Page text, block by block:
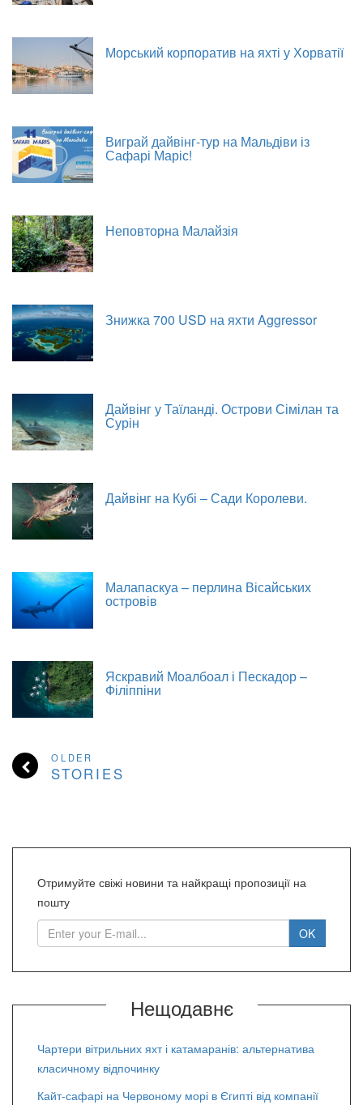
Морський корпоратив на яхті у Хорватії
Виграй дайвінг-тур на Мальдіви із
Сафарі Маріс!
Неповторна Малайзія
Знижка 700 USD на яхти Aggressor
Дайвінг у Таїланді. Острови Сімілан та
Сурін
Дайвінг на Кубі – Сади Королеви.
Малапаскуа – перлина Вісайських
островів
Яскравий Моалбоал і Пескадор –
Філіппіни
OLDER
STORIES
Отримуйте свіжі новини та найкращі пропозиції на
пошту
Нещодавнє
Чартери вітрильних яхт і катамаранів: альтернатива
класичному відпочинку
Кайт-сафарі на Червоному морі в Єгипті від компанії